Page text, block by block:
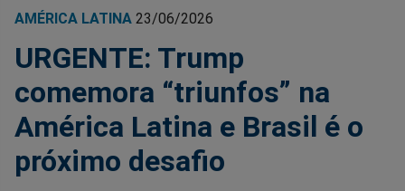
AMÉRICA LATINA 23/06/2026
URGENTE: Trump
comemora “triunfos” na
América Latina e Brasil é o
próximo desafio